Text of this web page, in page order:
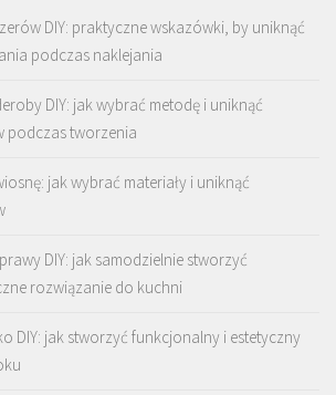
DIY: praktyczne wskazówki, by uniknąć
podczas naklejania
DIY: jak wybrać metodę i uniknąć
podczas tworzenia
jak wybrać materiały i uniknąć
DIY: jak samodzielnie stworzyć
rozwiązanie do kuchni
DIY: jak stworzyć funkcjonalny i estetyczny